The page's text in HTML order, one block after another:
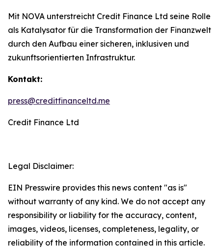
Mit NOVA unterstreicht Credit Finance Ltd seine Rolle
als Katalysator für die Transformation der Finanzwelt
durch den Aufbau einer sicheren, inklusiven und
zukunftsorientierten Infrastruktur.
Kontakt:
press@creditfinanceltd.me
Credit Finance Ltd
Legal Disclaimer:
EIN Presswire provides this news content "as is"
without warranty of any kind. We do not accept any
responsibility or liability for the accuracy, content,
images, videos, licenses, completeness, legality, or
reliability of the information contained in this article.